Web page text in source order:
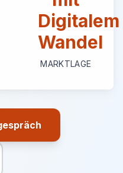
Digitalem
Wandel
MARKTLAGE
Aktion